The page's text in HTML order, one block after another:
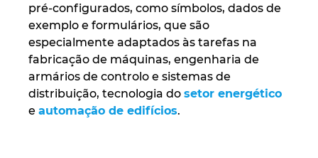
pré-configurados, como símbolos, dados de
exemplo e formulários, que são
especialmente adaptados às tarefas na
fabricação de máquinas, engenharia de
armários de controlo e sistemas de
distribuição, tecnologia do setor energético
e automação de edifícios.